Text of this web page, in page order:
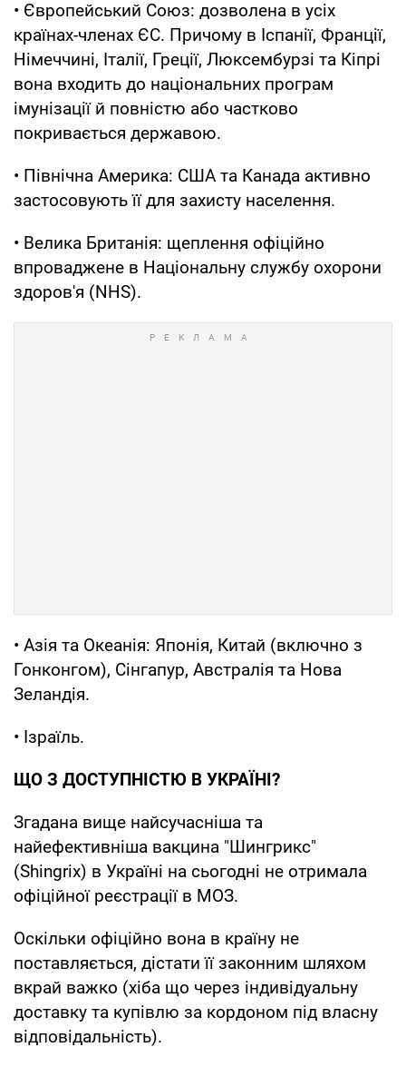
• Європейський Союз: дозволена в усіх
країнах-членах ЄС. Причому в Іспанії, Франції,
Німеччині, Італії, Греції, Люксембурзі та Кіпрі
вона входить до національних програм
імунізації й повністю або частково
покривається державою.
• Північна Америка: США та Канада активно
застосовують її для захисту населення.
• Велика Британія: щеплення офіційно
впроваджене в Національну службу охорони
здоров'я (NHS).
• Азія та Океанія: Японія, Китай (включно з
Гонконгом), Сінгапур, Австралія та Нова
Зеландія.
• Ізраїль.
ЩО З ДОСТУПНІСТЮ В УКРАЇНІ?
Згадана вище найсучасніша та
найефективніша вакцина "Шингрикс"
(Shingrix) в Україні на сьогодні не отримала
офіційної реєстрації в МОЗ.
Оскільки офіційно вона в країну не
поставляється, дістати її законним шляхом
вкрай важко (хіба що через індивідуальну
доставку та купівлю за кордоном під власну
відповідальність).